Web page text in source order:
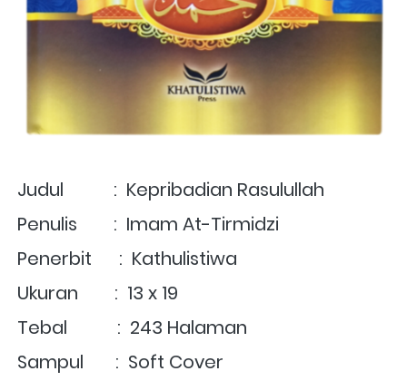
Judul           :  Kepribadian Rasulullah
Penulis        :  Imam At-Tirmidzi
Penerbit      :  Kathulistiwa
Ukuran        :  13 x 19
Tebal           :  243 Halaman
Sampul       :  Soft Cover